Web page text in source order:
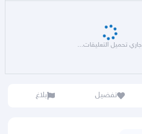
جاري تحميل التعليقات...
تفضيل بلاغ